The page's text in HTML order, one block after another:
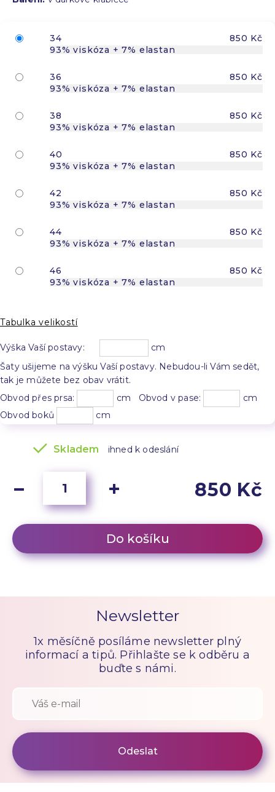
34
93% viskóza + 7% elastan
850 Kč
36
93% viskóza + 7% elastan
850 Kč
38
93% viskóza + 7% elastan
850 Kč
40
93% viskóza + 7% elastan
850 Kč
42
93% viskóza + 7% elastan
850 Kč
44
93% viskóza + 7% elastan
850 Kč
46
93% viskóza + 7% elastan
850 Kč
Tabulka velikostí
Výška Vaší postavy:
cm
Šaty ušijeme na výšku Vaší postavy. Nebudou-li Vám sedět,
tak je můžete bez obav vrátit.
Obvod přes prsa:
cm Obvod v pase:
cm
Obvod boků
cm
Skladem ihned k odeslání
850 Kč
Do košíku
Newsletter
1x měsíčně posíláme newsletter plný
informací a tipů. Přihlašte se k odběru a
buďte s námi.